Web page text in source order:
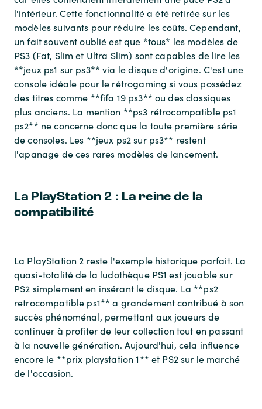
l'intérieur. Cette fonctionnalité a été retirée sur les
modèles suivants pour réduire les coûts. Cependant,
un fait souvent oublié est que *tous* les modèles de
PS3 (Fat, Slim et Ultra Slim) sont capables de lire les
**jeux ps1 sur ps3** via le disque d'origine. C'est une
console idéale pour le rétrogaming si vous possédez
des titres comme **fifa 19 ps3** ou des classiques
plus anciens. La mention **ps3 rétrocompatible ps1
ps2** ne concerne donc que la toute première série
de consoles. Les **jeux ps2 sur ps3** restent
l'apanage de ces rares modèles de lancement.
La PlayStation 2 : La reine de la
compatibilité
La PlayStation 2 reste l'exemple historique parfait. La
quasi-totalité de la ludothèque PS1 est jouable sur
PS2 simplement en insérant le disque. La **ps2
retrocompatible ps1** a grandement contribué à son
succès phénoménal, permettant aux joueurs de
continuer à profiter de leur collection tout en passant
à la nouvelle génération. Aujourd'hui, cela influence
encore le **prix playstation 1** et PS2 sur le marché
de l'occasion.